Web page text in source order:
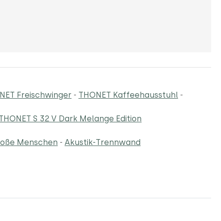
Freischwinger - THONET Kaffeehausstuhl -
S 32 V Dark Melange Edition
Menschen - Akustik-Trennwand